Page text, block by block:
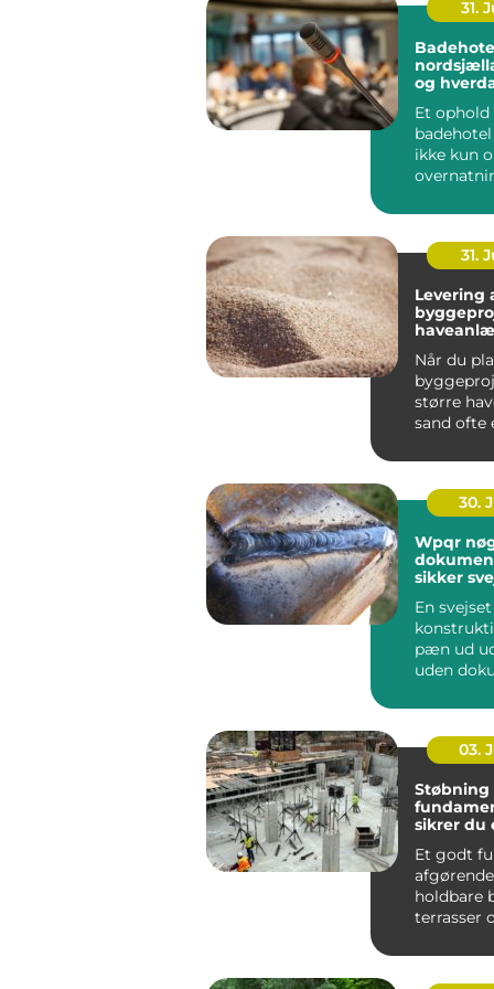
31.
nordsjælland
og
Et ophold
ikke kun
31.
Levering
Når du
større
sand ofte
30.
Wpqr nøglen til
sikker
En svejset
pæn ud
uden
om den
03.
Støbning
sikrer du
Et godt
holdbare
terrasser